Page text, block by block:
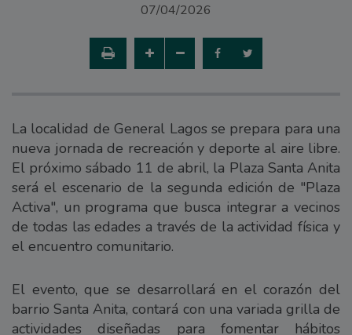
07/04/2026
La localidad de General Lagos se prepara para una
nueva jornada de recreación y deporte al aire libre.
El próximo sábado 11 de abril, la Plaza Santa Anita
será el escenario de la segunda edición de "Plaza
Activa", un programa que busca integrar a vecinos
de todas las edades a través de la actividad física y
el encuentro comunitario.
El evento, que se desarrollará en el corazón del
barrio Santa Anita, contará con una variada grilla de
actividades diseñadas para fomentar hábitos